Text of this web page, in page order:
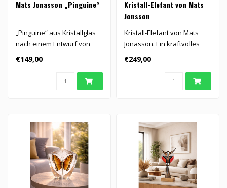
Mats Jonasson „Pinguine“
„Pinguine“ aus Kristallglas
nach einem Entwurf von
Mats Jonasson...
€149,00
Kristall-Elefant von Mats
Jonsson
Kristall-Elefant von Mats
Jonasson. Ein kraftvolles
und elegantes Kunstobjekt
€249,00